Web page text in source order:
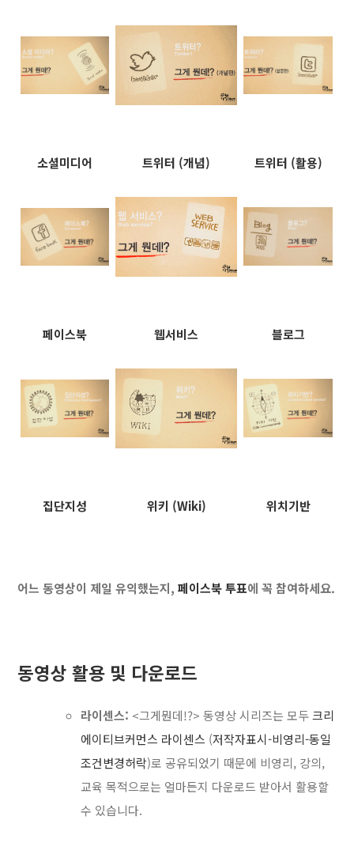
소셜미디어 트위터 (개념) 트위터 (활용)
페이스북 웹서비스 블로그
집단지성 위키 (Wiki) 위치기반
어느 동영상이 제일 유익했는지,페이스북 투표에 꼭 참여하세요.
동영상 활용 및 다운로드
라이센스: <그게뭔데!?> 동영상 시리즈는 모두크리
에이티브커먼스 라이센스 (저작자표시-비영리-동일
조건변경허락)로 공유되었기 때문에 비영리, 강의,
교육 목적으로는 얼마든지 다운로드 받아서 활용할
수 있습니다.